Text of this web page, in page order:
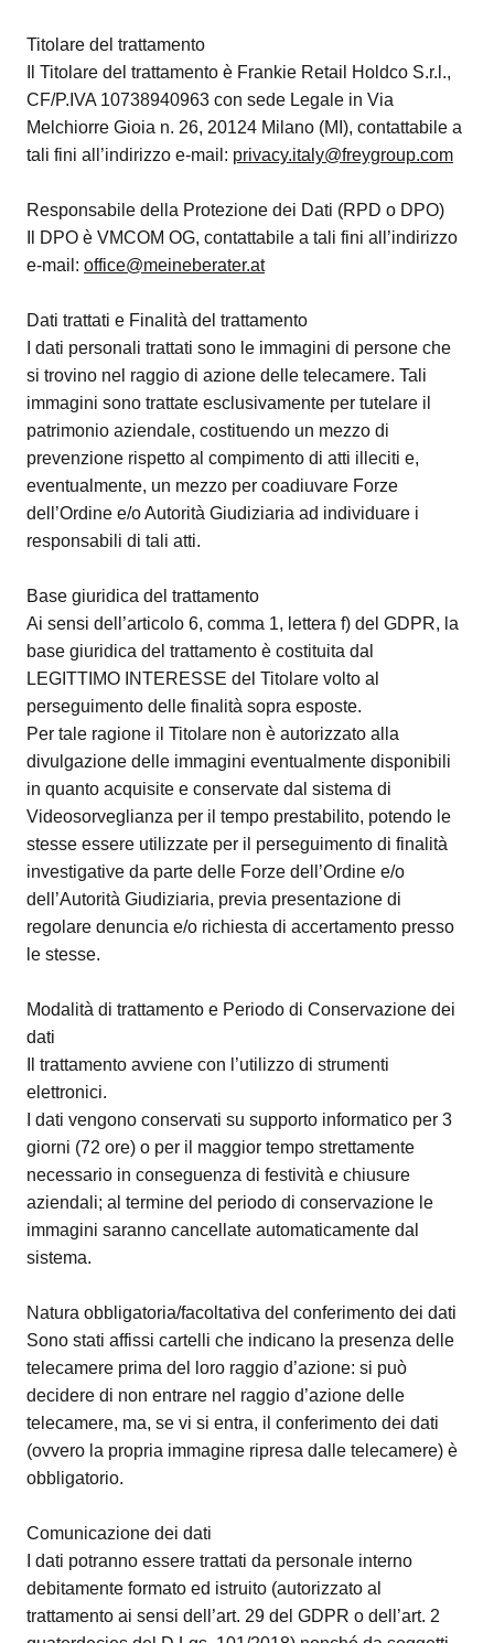
Titolare del trattamento
Il Titolare del trattamento è Frankie Retail Holdco S.r.l.,
CF/P.IVA 10738940963 con sede Legale in Via
Melchiorre Gioia n. 26, 20124 Milano (MI), contattabile a
tali fini all’indirizzo e-mail: privacy.italy@freygroup.com
Responsabile della Protezione dei Dati (RPD o DPO)
Il DPO è VMCOM OG, contattabile a tali fini all’indirizzo
e-mail: office@meineberater.at
Dati trattati e Finalità del trattamento
I dati personali trattati sono le immagini di persone che
si trovino nel raggio di azione delle telecamere. Tali
immagini sono trattate esclusivamente per tutelare il
patrimonio aziendale, costituendo un mezzo di
prevenzione rispetto al compimento di atti illeciti e,
eventualmente, un mezzo per coadiuvare Forze
dell’Ordine e/o Autorità Giudiziaria ad individuare i
responsabili di tali atti.
Base giuridica del trattamento
Ai sensi dell’articolo 6, comma 1, lettera f) del GDPR, la
base giuridica del trattamento è costituita dal
LEGITTIMO INTERESSE del Titolare volto al
perseguimento delle finalità sopra esposte.
Per tale ragione il Titolare non è autorizzato alla
divulgazione delle immagini eventualmente disponibili
in quanto acquisite e conservate dal sistema di
Videosorveglianza per il tempo prestabilito, potendo le
stesse essere utilizzate per il perseguimento di finalità
investigative da parte delle Forze dell’Ordine e/o
dell’Autorità Giudiziaria, previa presentazione di
regolare denuncia e/o richiesta di accertamento presso
le stesse.
Modalità di trattamento e Periodo di Conservazione dei
dati
Il trattamento avviene con l’utilizzo di strumenti
elettronici.
I dati vengono conservati su supporto informatico per 3
giorni (72 ore) o per il maggior tempo strettamente
necessario in conseguenza di festività e chiusure
aziendali; al termine del periodo di conservazione le
immagini saranno cancellate automaticamente dal
sistema.
Natura obbligatoria/facoltativa del conferimento dei dati
Sono stati affissi cartelli che indicano la presenza delle
telecamere prima del loro raggio d’azione: si può
decidere di non entrare nel raggio d’azione delle
telecamere, ma, se vi si entra, il conferimento dei dati
(ovvero la propria immagine ripresa dalle telecamere) è
obbligatorio.
Comunicazione dei dati
I dati potranno essere trattati da personale interno
debitamente formato ed istruito (autorizzato al
trattamento ai sensi dell’art. 29 del GDPR o dell’art. 2